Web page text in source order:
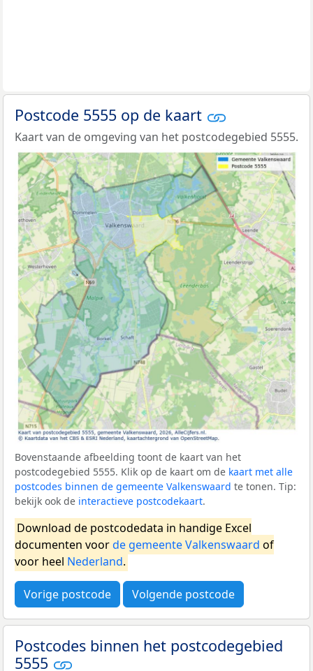
Postcode 5555 op de kaart
Kaart van de omgeving van het postcodegebied 5555.
Bovenstaande afbeelding toont de kaart van het
postcodegebied 5555. Klik op de kaart om de kaart met alle
postcodes binnen de gemeente Valkenswaard te tonen. Tip:
bekijk ook de interactieve postcodekaart.
Download de postcodedata in handige Excel
documenten voorde gemeente Valkenswaard of
voor heel Nederland.
Vorige postcode Volgende postcode
Postcodes binnen het postcodegebied
5555